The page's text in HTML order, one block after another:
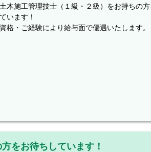
土木施工管理技士（１級・２級）をお持ちの
ています！
資格・ご経験により給与面で優遇いたします。
をお待ちしています！